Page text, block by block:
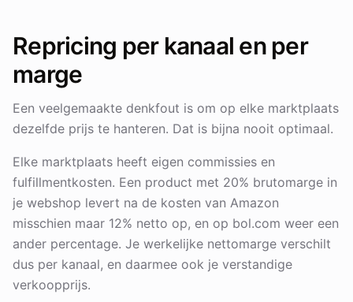
Repricing per kanaal en per
marge
Een veelgemaakte denkfout is om op elke marktplaats
dezelfde prijs te hanteren. Dat is bijna nooit optimaal.
Elke marktplaats heeft eigen commissies en
fulfillmentkosten. Een product met 20% brutomarge in
je webshop levert na de kosten van Amazon
misschien maar 12% netto op, en op bol.com weer een
ander percentage. Je werkelijke nettomarge verschilt
dus per kanaal, en daarmee ook je verstandige
verkoopprijs.